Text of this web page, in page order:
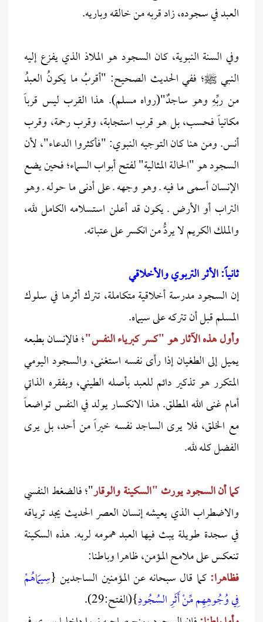
العبد في سجوده، زاد قربه من خالقه وباريه.
وفي السنة النبوية، كان السجود هو الملاذ الذي يفزع إليه
النبي ﷺ؛ ففي الحديث الصحيح: "أقربُ ما يكونُ العبدُ
من ربِّهِ وهو ساجدٌ"(رواه مسلم). هذا القرب ليس قرباً
مكانياً فحسب، بل هو قرب استجابة، وقرب رحمة، وقرب
أنس. ومن هنا كان التوجيه النبوي: "فأكثروا الدعاء"، لأن
السجود هو "الحالة المثالية" لفتح أبواب السماء؛ فحين يضع
الإنسان أسمى ما فيه ـ وهو وجهه ـ على أدنى ما حوله ـ وهو
التراب أو الأرض ـ يكون قد أعلن استسلامه الكامل لله،
والملك الكريم لا يردُّ من انكسر على عتباته.
ثانياً: الأثر التربوي والأخلاقي
إن السجود مدرسة أخلاقية متكاملة، تترك أثرها في سلوك
المسلم قبل أن تتركه على سيماه.
وأول هذه الآثار هو "كسر كبرياء النفس"؛ فالإنسان بطبعه
يميل إلى الطغيان إذا رأى نفسه استغنى، والسجود اليومي
المتكرر هو تذكير دائم للعبد بأصله الطيني، وبفقره الذاتي
أمام غنى الله المطلق. هذا الانكسار يولد في النفس تواضعاً
مع الخلق، فلا يرى الساجد نفسه خيراً من أحد، بل يرى
الفضل كله لله.
كما أن السجود يورث "السكينة والوقار"؛ فالضغط النفسي
والاضطراب الذي يعيشه إنسان العصر الحديث يجد ترياقه
في سجدة طويلة يبث فيها العبد همومه لربه. هذه السكينة
تنعكس على ملامح المؤمن، ظاهرا وباطنا:
فظاهرا:كما قال سبحانه عن المؤمنين الساجدين {سِيمَاهُمْ
فِي وُجُوهِهِم مِّنْ أَثَرِ السُجُودِ}(الفتح:29).